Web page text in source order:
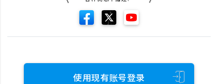
使用现有账号登录